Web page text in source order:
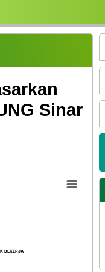
Sinar
BEKERJA
BEKERJA